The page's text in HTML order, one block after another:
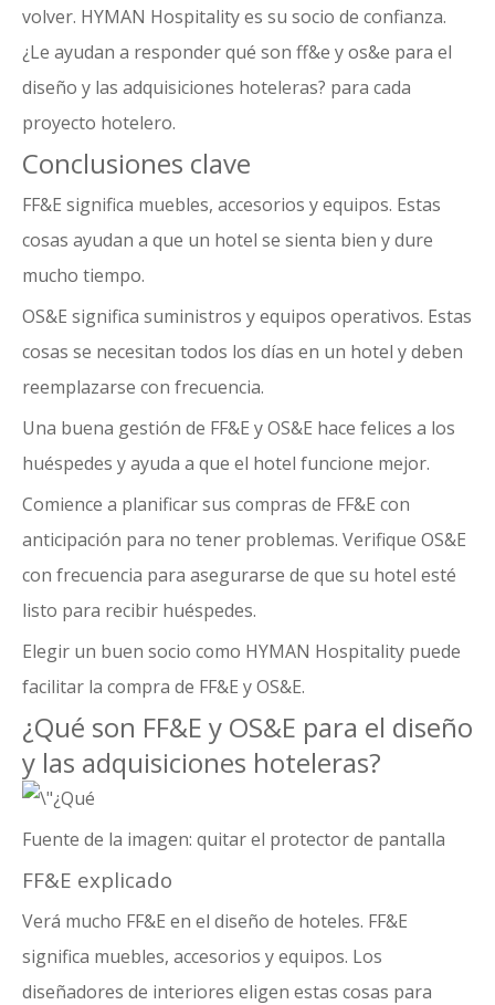
volver. HYMAN Hospitalityes su socio de confianza.
¿Le ayudan a responder qué son ff&e y os&e para el
diseño y las adquisiciones hoteleras? para cada
proyecto hotelero.
Conclusiones clave
FF&E significa muebles, accesorios y equipos. Estas
cosas ayudan a que un hotel se sienta bien y dure
mucho tiempo.
OS&E significa suministros y equipos operativos. Estas
cosas se necesitan todos los días en un hotel y deben
reemplazarse con frecuencia.
Una buena gestión de FF&E y OS&E hace felices a los
huéspedes y ayuda a que el hotel funcione mejor.
Comience a planificar sus compras de FF&E con
anticipación para no tener problemas. Verifique OS&E
con frecuencia para asegurarse de que su hotel esté
listo para recibir huéspedes.
Elegir un buen socio como HYMAN Hospitality puede
facilitar la compra de FF&E y OS&E.
¿Qué son FF&E y OS&E para el diseño
y las adquisiciones hoteleras?
Fuente de la imagen: quitar el protector de pantalla
FF&E explicado
Verá mucho FF&E en el diseño de hoteles. FF&E
significa muebles, accesorios y equipos. Los
diseñadores de interiores eligen estas cosas para